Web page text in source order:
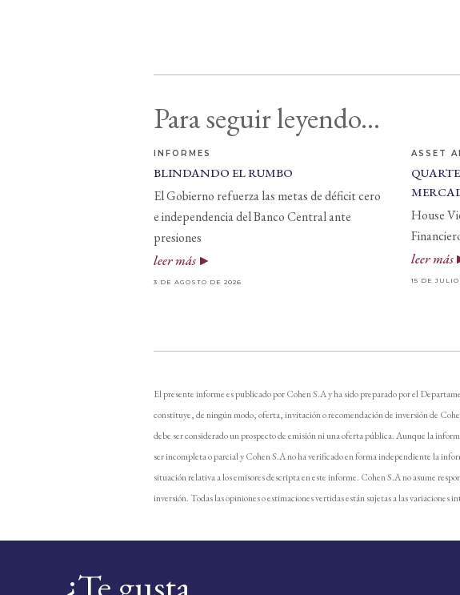
Para seguir leyendo...
INFORMES
BLINDANDO EL RUMBO
El Gobierno refuerza las metas de déficit cero
e independencia del Banco Central ante
presiones
leer más
3 DE AGOSTO DE 2026
ASSET
House
leer más
15 DE
El presente informe es publicado por Cohen S.A y ha sido preparado por el
constituye, de ningún modo, oferta, invitación o recomendación de inversión de
debe ser considerado un prospecto de emisión ni una oferta pública. Aunque la
ser incompleta o parcial y Cohen S.A no ha verificado en forma independiente la
situación relativa a los emisores descripta en este informe. Cohen S.A no asume
inversión. Todas las opiniones o estimaciones vertidas están sujetas a las variaciones